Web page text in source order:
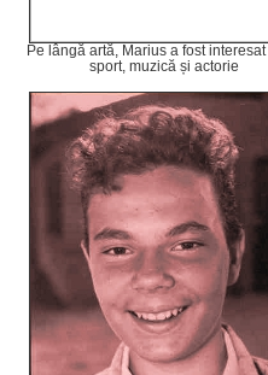
Pe lângă artă, Marius a fost
sport, muzică și actorie